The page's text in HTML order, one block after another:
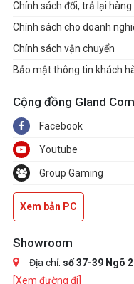
Chính sách đổi, trả lại hàng
Chính sách cho doanh
Chính sách vận chuyển
Bảo mật thông tin khách
Cộng đồng Gland
Facebook
Youtube
Group Gaming
Xem bản PC
Showroom
Địa chỉ: số 37-39 Ngõ
[Xem đường đi]